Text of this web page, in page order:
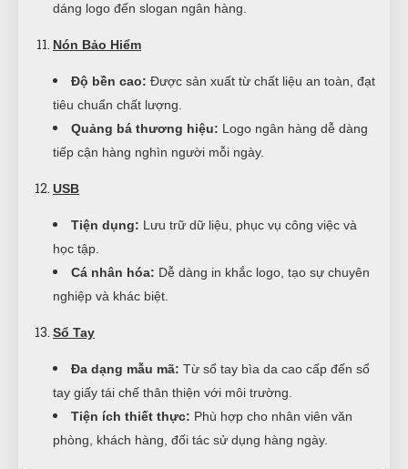
dáng logo đến slogan ngân hàng.
Nón Bảo Hiểm
Độ bền cao: Được sản xuất từ chất liệu an toàn, đạt
tiêu chuẩn chất lượng.
Quảng bá thương hiệu: Logo ngân hàng dễ dàng
tiếp cận hàng nghìn người mỗi ngày.
USB
Tiện dụng: Lưu trữ dữ liệu, phục vụ công việc và
học tập.
Cá nhân hóa: Dễ dàng in khắc logo, tạo sự chuyên
nghiệp và khác biệt.
Sổ Tay
Đa dạng mẫu mã: Từ sổ tay bìa da cao cấp đến sổ
tay giấy tái chế thân thiện với môi trường.
Tiện ích thiết thực: Phù hợp cho nhân viên văn
phòng, khách hàng, đối tác sử dụng hàng ngày.